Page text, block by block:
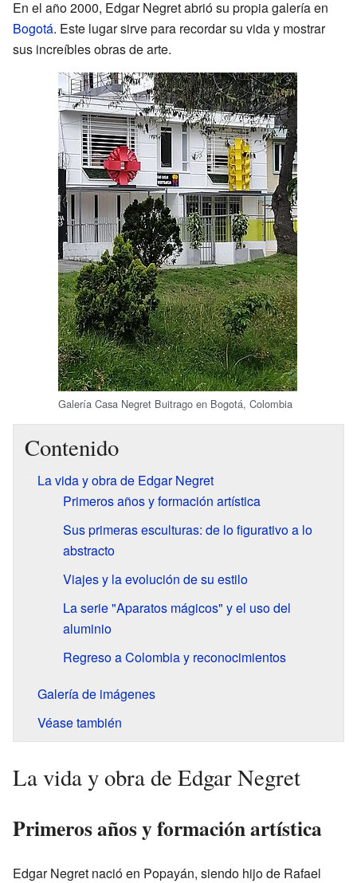
En el año 2000, Edgar Negret abrió su propia galería en
Bogotá. Este lugar sirve para recordar su vida y mostrar
sus increíbles obras de arte.
Galería Casa Negret Buitrago en Bogotá, Colombia
Contenido
La vida y obra de Edgar Negret
Primeros años y formación artística
Sus primeras esculturas: de lo figurativo a lo
abstracto
Viajes y la evolución de su estilo
La serie "Aparatos mágicos" y el uso del
aluminio
Regreso a Colombia y reconocimientos
Galería de imágenes
Véase también
La vida y obra de Edgar Negret
Primeros años y formación artística
Edgar Negret nació en Popayán, siendo hijo de Rafael